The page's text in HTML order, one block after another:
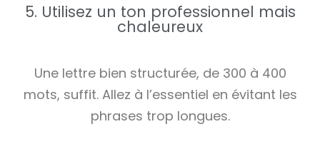
5. Utilisez un ton professionnel mais
chaleureux
Une lettre bien structurée, de 300 à 400
mots, suffit. Allez à l’essentiel en évitant les
phrases trop longues.